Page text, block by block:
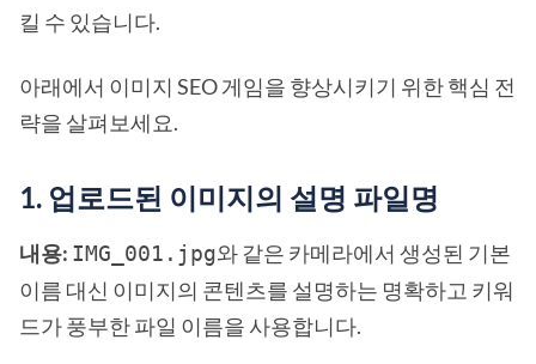
킬 수 있습니다.
아래에서 이미지 SEO 게임을 향상시키기 위한 핵심 전
략을 살펴보세요.
1. 업로드된 이미지의 설명 파일명
내용: IMG_001.jpg와 같은 카메라에서 생성된 기본
이름 대신 이미지의 콘텐츠를 설명하는 명확하고 키워
드가 풍부한 파일 이름을 사용합니다.